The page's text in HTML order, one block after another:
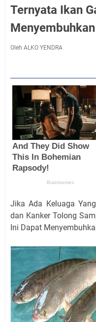
Ternyata Ikan
Oleh ALKO YENDRA
Jika Ada Keluaga
dan Kanker Tolong
Ini Dapat